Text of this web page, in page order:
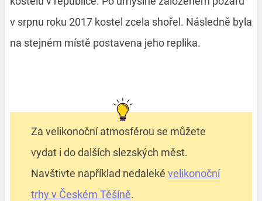
v srpnu roku 2017 kostel zcela shořel. Následně byla
na stejném místě postavena jeho replika.
Za velikonoční atmosférou se můžete
vydat i do dalších slezských měst.
Navštivte například nedaleké velikonoční
trhy v Českém Těšíně.